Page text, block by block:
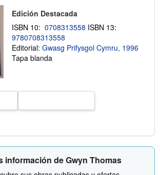
í
e
a
s
f
n
v
o
Edición Destacada
ISBN 10: 0708313558 ISBN 13:
9780708313558
Editorial: Gwasg Prifysgol Cymru, 1996
Tapa blanda
información de Gwyn Thomas